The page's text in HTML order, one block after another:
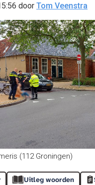
door Tom Veenstra
(112 Groningen)
Uitleg woorden